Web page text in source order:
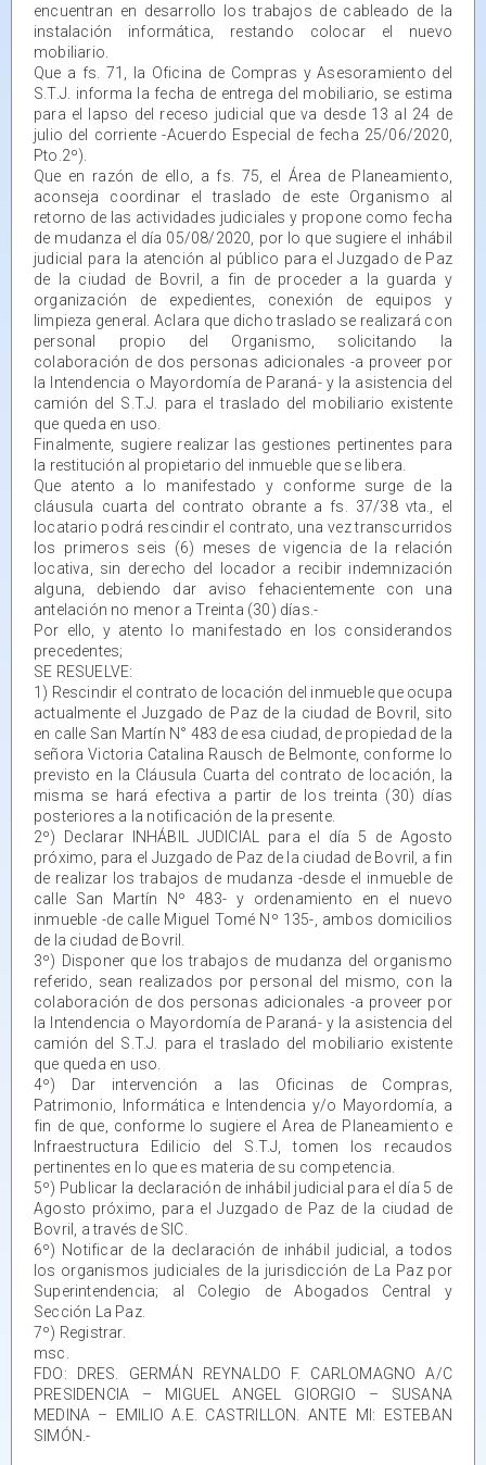
encuentran en desarrollo los trabajos de cableado de la
instalación informática, restando colocar el nuevo
mobiliario.
Que a fs. 71, la Oficina de Compras y Asesoramiento del
S.T.J. informa la fecha de entrega del mobiliario, se estima
para el lapso del receso judicial que va desde 13 al 24 de
julio del corriente -Acuerdo Especial de fecha 25/06/2020,
Pto.2º).
Que en razón de ello, a fs. 75, el Área de Planeamiento,
aconseja coordinar el traslado de este Organismo al
retorno de las actividades judiciales y propone como fecha
de mudanza el día 05/08/2020, por lo que sugiere el inhábil
judicial para la atención al público para el Juzgado de Paz
de la ciudad de Bovril, a fin de proceder a la guarda y
organización de expedientes, conexión de equipos y
limpieza general. Aclara que dicho traslado se realizará con
personal propio del Organismo, solicitando la
colaboración de dos personas adicionales -a proveer por
la Intendencia o Mayordomía de Paraná- y la asistencia del
camión del S.T.J. para el traslado del mobiliario existente
que queda en uso.
Finalmente, sugiere realizar las gestiones pertinentes para
la restitución al propietario del inmueble que se libera.
Que atento a lo manifestado y conforme surge de la
cláusula cuarta del contrato obrante a fs. 37/38 vta., el
locatario podrá rescindir el contrato, una vez transcurridos
los primeros seis (6) meses de vigencia de la relación
locativa, sin derecho del locador a recibir indemnización
alguna, debiendo dar aviso fehacientemente con una
antelación no menor a Treinta (30) días.-
Por ello, y atento lo manifestado en los considerandos
precedentes;
SE RESUELVE:
1) Rescindir el contrato de locación del inmueble que ocupa
actualmente el Juzgado de Paz de la ciudad de Bovril, sito
en calle San Martín N° 483 de esa ciudad, de propiedad de la
señora Victoria Catalina Rausch de Belmonte, conforme lo
previsto en la Cláusula Cuarta del contrato de locación, la
misma se hará efectiva a partir de los treinta (30) días
posteriores a la notificación de la presente.
2º) Declarar INHÁBIL JUDICIAL para el día 5 de Agosto
próximo, para el Juzgado de Paz de la ciudad de Bovril, a fin
de realizar los trabajos de mudanza -desde el inmueble de
calle San Martín Nº 483- y ordenamiento en el nuevo
inmueble -de calle Miguel Tomé Nº 135-, ambos domicilios
de la ciudad de Bovril.
3º) Disponer que los trabajos de mudanza del organismo
referido, sean realizados por personal del mismo, con la
colaboración de dos personas adicionales -a proveer por
la Intendencia o Mayordomía de Paraná- y la asistencia del
camión del S.T.J. para el traslado del mobiliario existente
que queda en uso.
4º) Dar intervención a las Oficinas de Compras,
Patrimonio, Informática e Intendencia y/o Mayordomía, a
fin de que, conforme lo sugiere el Area de Planeamiento e
Infraestructura Edilicio del S.T.J, tomen los recaudos
pertinentes en lo que es materia de su competencia.
5º) Publicar la declaración de inhábil judicial para el día 5 de
Agosto próximo, para el Juzgado de Paz de la ciudad de
Bovril, a través de SIC.
6º) Notificar de la declaración de inhábil judicial, a todos
los organismos judiciales de la jurisdicción de La Paz por
Superintendencia; al Colegio de Abogados Central y
Sección La Paz.
7º) Registrar.
msc.
FDO: DRES. GERMÁN REYNALDO F. CARLOMAGNO A/C
PRESIDENCIA – MIGUEL ANGEL GIORGIO – SUSANA
MEDINA – EMILIO A.E. CASTRILLON. ANTE MI: ESTEBAN
SIMÓN.-